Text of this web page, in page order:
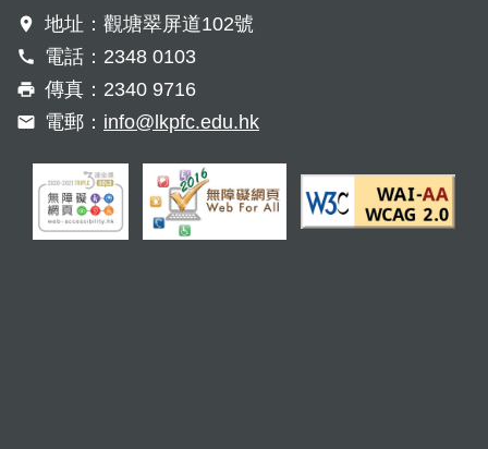
地址：觀塘翠屏道102號
電話：2348 0103
傳真：2340 9716
電郵： info@lkpfc.edu.hk